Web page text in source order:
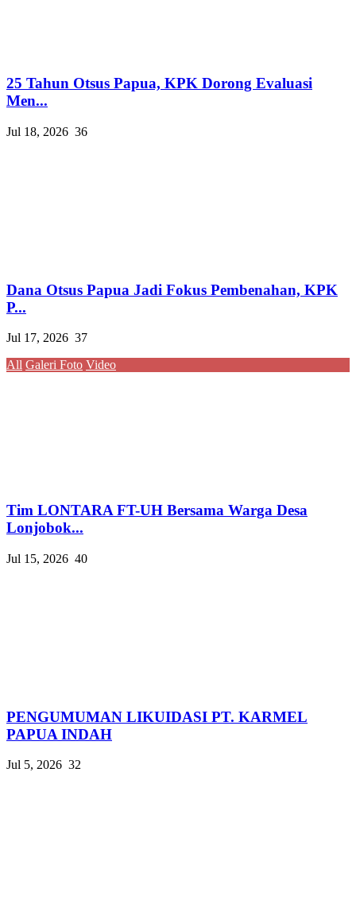
25 Tahun Otsus Papua, KPK Dorong Evaluasi
Men...
Jul 18, 2026 36
Dana Otsus Papua Jadi Fokus Pembenahan, KPK
P...
Jul 17, 2026 37
All Galeri Foto Video
Tim LONTARA FT-UH Bersama Warga Desa
Lonjobok...
Jul 15, 2026 40
PENGUMUMAN LIKUIDASI PT. KARMEL
PAPUA INDAH
Jul 5, 2026 32